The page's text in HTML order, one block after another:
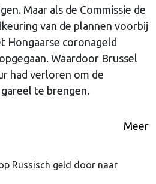
Maar als de Commissie de
van de plannen voorbij
Hongaarse coronageld
Waardoor Brussel
had verloren om de
te brengen.
Meer
Russisch geld door naar